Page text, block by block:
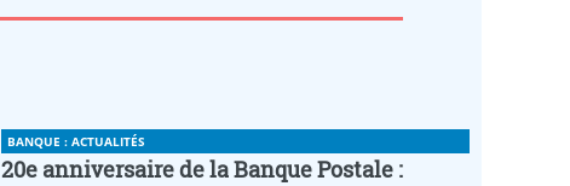
BANQUE : ACTUALITÉS
20e anniversaire de la Banque Postale :